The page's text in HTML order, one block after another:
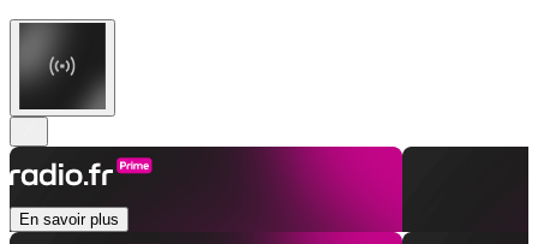
En savoir plus